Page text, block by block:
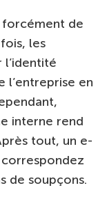
forcément de
les
l’identité
l’entreprise en
interne rend
tout, un e-
correspondez
de soupçons.